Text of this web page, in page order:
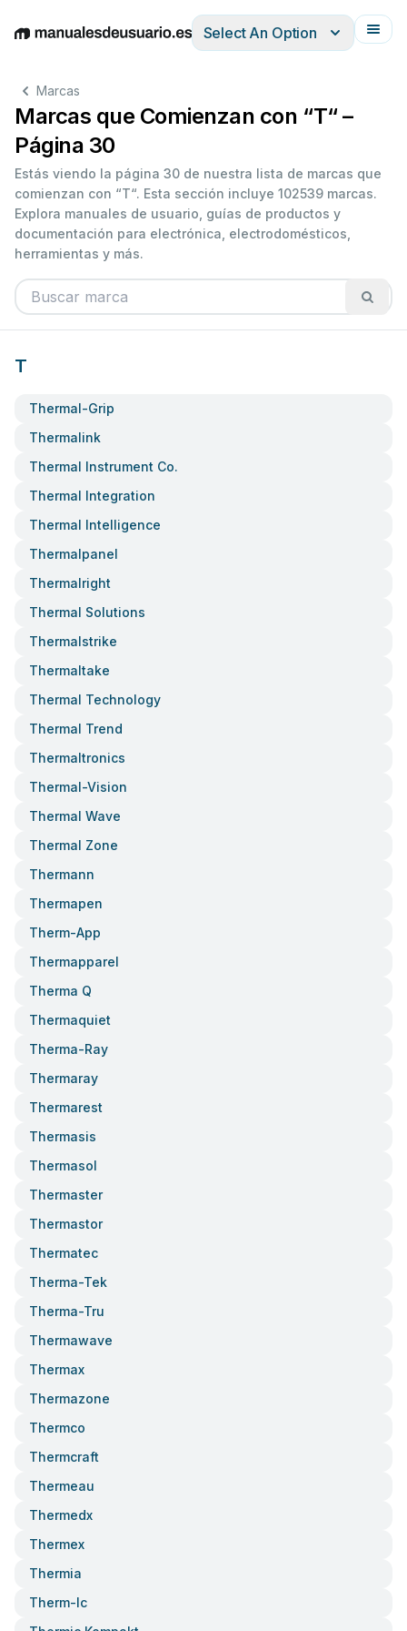
EnglishDeutschEspañolItalianoFrançais
Select An Option
Marcas
Marcas que Comienzan con “T“ –
Página 30
Estás viendo la página 30 de nuestra lista de marcas que
comienzan con “T“. Esta sección incluye 102539 marcas.
Explora manuales de usuario, guías de productos y
documentación para electrónica, electrodomésticos,
herramientas y más.
T
Thermal-Grip
Thermalink
Thermal Instrument Co.
Thermal Integration
Thermal Intelligence
Thermalpanel
Thermalright
Thermal Solutions
Thermalstrike
Thermaltake
Thermal Technology
Thermal Trend
Thermaltronics
Thermal-Vision
Thermal Wave
Thermal Zone
Thermann
Thermapen
Therm-App
Thermapparel
Therma Q
Thermaquiet
Therma-Ray
Thermaray
Thermarest
Thermasis
Thermasol
Thermaster
Thermastor
Thermatec
Therma-Tek
Therma-Tru
Thermawave
Thermax
Thermazone
Thermco
Thermcraft
Thermeau
Thermedx
Thermex
Thermia
Therm-Ic